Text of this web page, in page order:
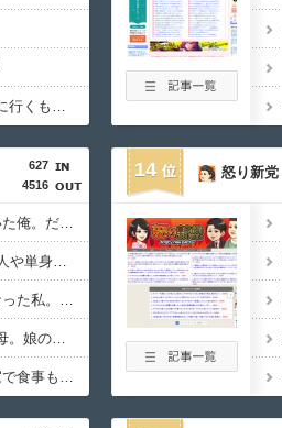
妻が嫌な目にあったら普通は旦那が文句言いに行くもんなの？
627
4516
妻を亡くし、男手一つで3人の子供を育てていた俺。だが娘の担任が娘に『これからは君が家のお母さんだよ』と言い出して・・・
ランチ会に子供3人を連れてきたママ。子供1人や単身参加者と同額しか払おうとせず・・・
生涯治るかわからない病気で障害年金1級になった私。だが母に姪へのプレゼントを強要されて・・・
モラハラ父に耐え続け、能面のようになった母。娘の私が『自分の幸せを考えて』と伝えてもダメで・・・
些細なことでヘソを曲げ、3日間口もきかず家で食事もしない旦那。もうすぐ誕生日だけど・・・
14 怒り新党